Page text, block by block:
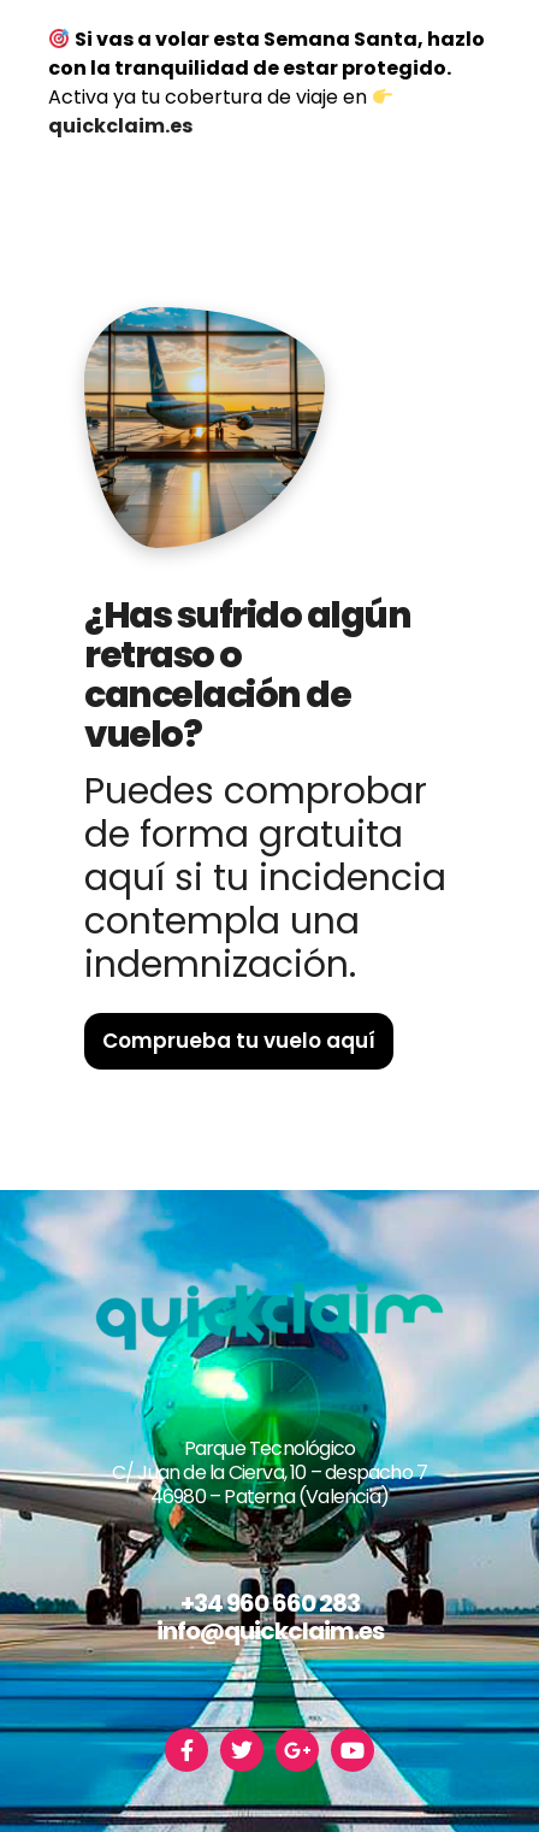
Si vas a volar esta Semana Santa, hazlo
con la tranquilidad de estar protegido.
Activa ya tu cobertura de viaje en
quickclaim.es
¿Has sufrido algún
retraso o
cancelación de
vuelo?
Puedes comprobar
de forma gratuita
aquí si tu incidencia
contempla una
indemnización.
Comprueba tu vuelo aquí
Parque Tecnológico
C/ Juan de la Cierva, 10 – despacho 7
46980 – Paterna (Valencia)
+34 960 660 283
info@quickclaim.es